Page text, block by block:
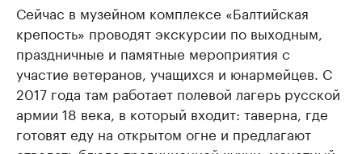
Сейчас в музейном комплексе «Балтийская
крепость» проводят экскурсии по выходным,
праздничные и памятные мероприятия с
участие ветеранов, учащихся и юнармейцев. С
2017 года там работает полевой лагерь русской
армии 18 века, в который входит: таверна, где
готовят еду на открытом огне и предлагают